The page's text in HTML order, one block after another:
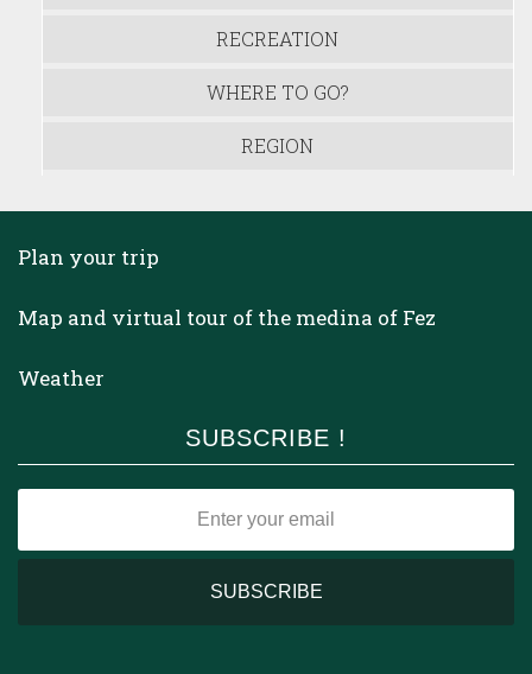
RECREATION
WHERE TO GO?
REGION
Plan your trip
Map and virtual tour of the medina of Fez
Weather
SUBSCRIBE !